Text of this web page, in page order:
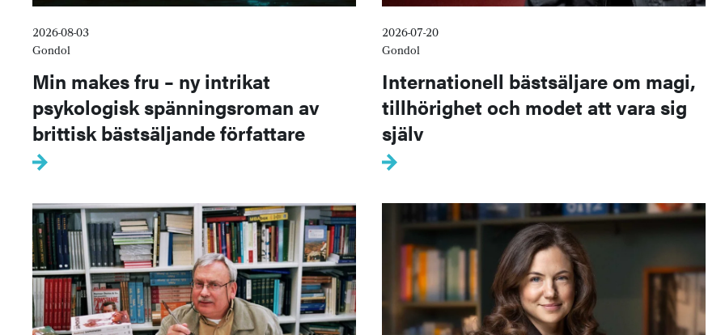
2026-08-03
Gondol
Min makes fru – ny intrikat
psykologisk spänningsroman av
brittisk bästsäljande författare
2026-07-20
Gondol
Internationell bästsäljare om magi,
tillhörighet och modet att vara sig
själv